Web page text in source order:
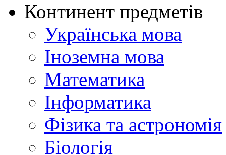
Континент предметів
Українська мова
Іноземна мова
Математика
Інформатика
Фізика та астрономія
Біологія